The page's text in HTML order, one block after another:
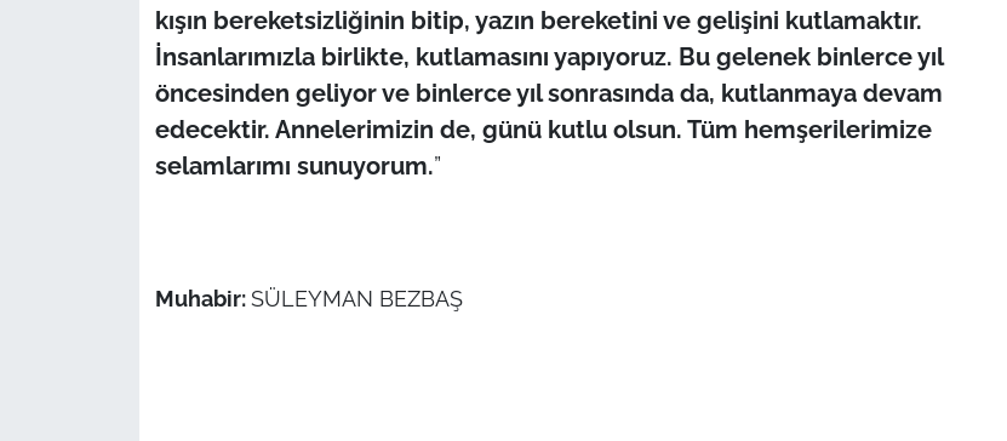
kışın bereketsizliğinin bitip, yazın bereketini ve gelişini kutlamaktır.
İnsanlarımızla birlikte, kutlamasını yapıyoruz. Bu gelenek binlerce yıl
öncesinden geliyor ve binlerce yıl sonrasında da, kutlanmaya devam
edecektir. Annelerimizin de, günü kutlu olsun. Tüm hemşerilerimize
selamlarımı sunuyorum.”
Muhabir: SÜLEYMAN BEZBAŞ